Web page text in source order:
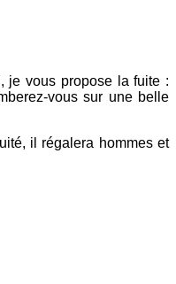
je vous propose la fuite :
vous sur une belle
il régalera hommes et